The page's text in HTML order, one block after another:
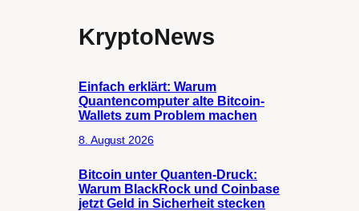
KryptoNews
Einfach erklärt: Warum
Quantencomputer alte Bitcoin-
Wallets zum Problem machen
8. August 2026
Bitcoin unter Quanten-Druck:
Warum BlackRock und Coinbase
jetzt Geld in Sicherheit stecken